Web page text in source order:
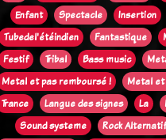
Enfant
Spectacle Insertion
Tubedel'étéindien
Fantastique
Festif
Tribal Bass music
Metal et pas remboursé !
Metal
Trance
Langue des signes La
Sound systeme
Rock Alternatif